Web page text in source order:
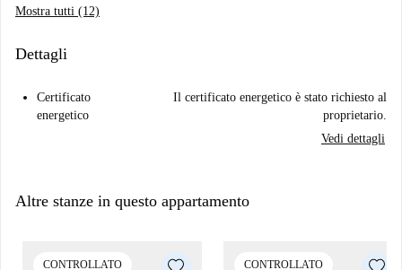
Mostra tutti (12)
Dettagli
Certificato
energetico
Il certificato energetico è stato richiesto al
proprietario.
Vedi dettagli
Altre stanze in questo appartamento
CONTROLLATO CONTROLLATO